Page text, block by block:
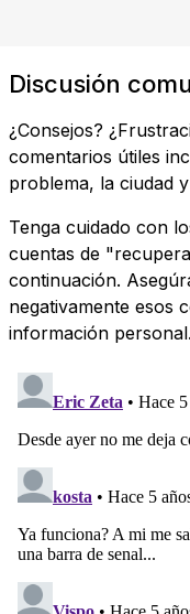
Discusión
¿Consejos?
comentarios útiles
problema, la ciudad
Tenga cuidado con
cuentas de
continuación.
negativamente esos
información personal.